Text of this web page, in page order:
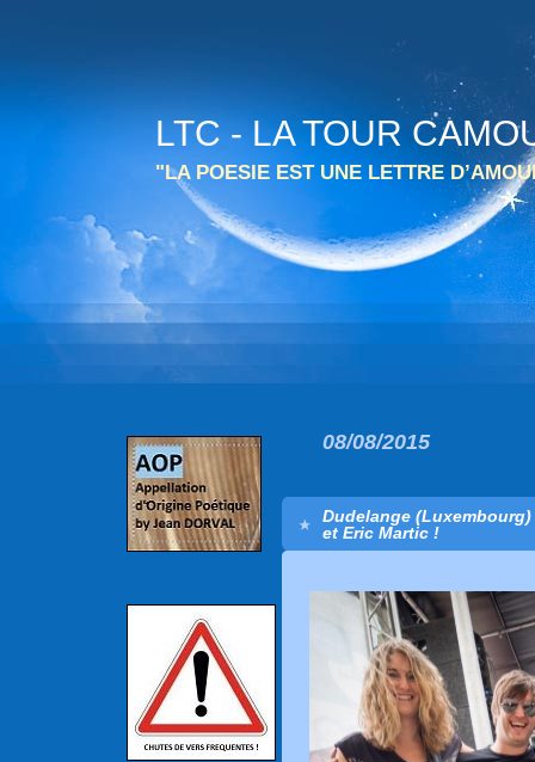
LTC - LA TOUR
"LA POESIE EST UNE LETTRE
08/08/2015
Dudelange
et Eric Martic !